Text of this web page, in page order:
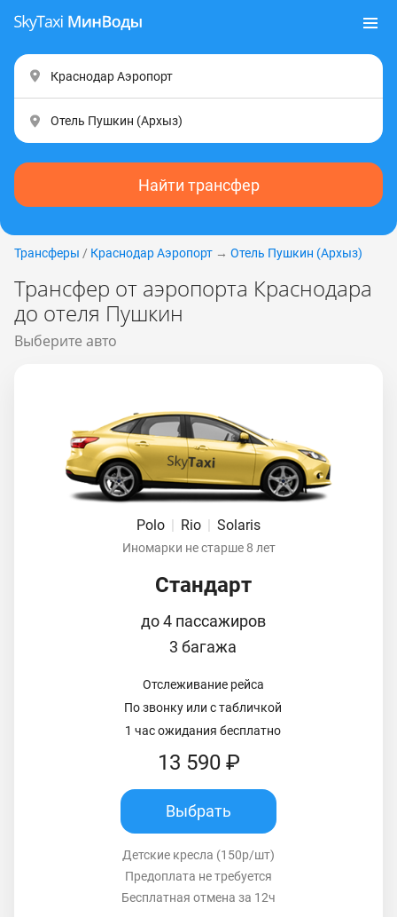
Найти трансфер
Трансферы / Краснодар Аэропорт → Отель Пушкин (Apxыз)
Трансфер от аэропорта Краснодара
до отеля Пушкин
Выберите авто
Polo | Rio | Solaris
Иномарки не старше 8 лет
Стандарт
до 4 пассажиров
3 багажа
Отслеживание рейса
По звонку или с табличкой
1 час ожидания бесплатно
13 590 ₽
Выбрать
Детские кресла (150р/шт)
Предоплата не требуется
Бесплатная отмена за 12ч